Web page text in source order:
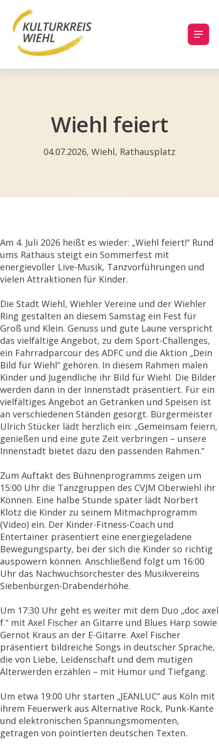
Wiehl feiert
04.07.2026, Wiehl, Rathausplatz
Am 4. Juli 2026 heißt es wieder: „Wiehl feiert!“ Rund
ums Rathaus steigt ein Sommerfest mit
energievoller Live-Musik, Tanzvorführungen und
vielen Attraktionen für Kinder.
Die Stadt Wiehl, Wiehler Vereine und der Wiehler
Ring gestalten an diesem Samstag ein Fest für
Groß und Klein. Genuss und gute Laune verspricht
das vielfältige Angebot, zu dem Sport-Challenges,
ein Fahrradparcour des ADFC und die Aktion „Dein
Bild für Wiehl“ gehören. In diesem Rahmen malen
Kinder und Jugendliche ihr Bild für Wiehl. Die Bilder
werden dann in der Innenstadt präsentiert. Für ein
vielfältiges Angebot an Getränken und Speisen ist
an verschiedenen Ständen gesorgt. Bürgermeister
Ulrich Stücker lädt herzlich ein: „Gemeinsam feiern,
genießen und eine gute Zeit verbringen – unsere
Innenstadt bietet dazu den passenden Rahmen.“
Zum Auftakt des Bühnenprogramms zeigen um
15:00 Uhr die Tanzgruppen des CVJM Oberwiehl ihr
Können. Eine halbe Stunde später lädt Norbert
Klotz die Kinder zu seinem Mitmachprogramm
(Video) ein. Der Kinder-Fitness-Coach und
Entertainer präsentiert eine energiegeladene
Bewegungsparty, bei der sich die Kinder so richtig
auspowern können. Anschließend folgt um 16:00
Uhr das Nachwuchsorchester des Musikvereins
Siebenbürgen-Drabenderhöhe.
Um 17:30 Uhr geht es weiter mit dem Duo „doc axel
f.“ mit Axel Fischer an Gitarre und Blues Harp sowie
Gernot Kraus an der E-Gitarre. Axel Fischer
präsentiert bildreiche Songs in deutscher Sprache,
die von Liebe, Leidenschaft und dem mutigen
Älterwerden erzählen – mit Humor und Tiefgang.
Um etwa 19:00 Uhr starten „JEANLUC“ aus Köln mit
ihrem Feuerwerk aus Alternative Rock, Punk-Kante
und elektronischen Spannungsmomenten,
getragen von pointierten deutschen Texten.